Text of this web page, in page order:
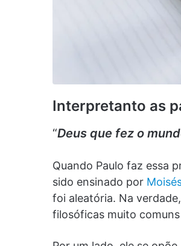
Interpretanto as
“Deus que fez o
Quando Paulo faz essa
sido ensinado por
foi aleatória. Na
filosóficas muito